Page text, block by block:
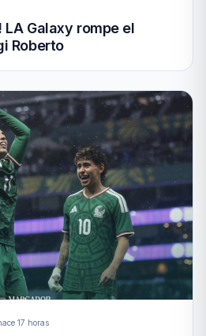
LA Galaxy rompe el
Roberto
17 horas